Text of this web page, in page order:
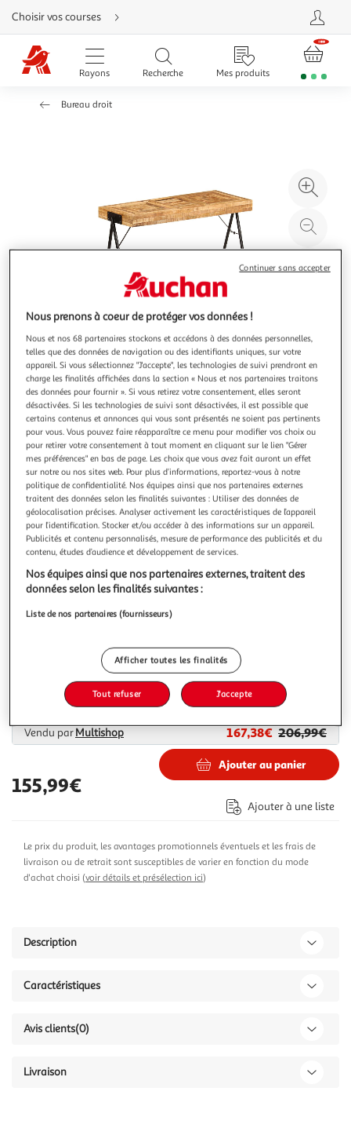
Aller
directement
au
contenu
Aller
directement
Aller
Choisir vos courses
Rayons Recherche Mes produits
Bureau droit
à
Illustration
précédente
Illustration
suivante
Livraison offerte
VIDAXL
Table a ecrire bois de manguier massif 118 x 50 x 75
cm
La table a ecrire apportera une touche intemporelle a la
decoration de votre bureau. Le bureau est en bois de
manguier massif et est tres stable et durable. Le dessus de
table robuste est ideal pour placer votre ordinateur et des
livres ou des objets decoratifs tels que des vases ou des
plantes en p
En savoir +
Vendu par VidaXL
Livraison dès 4/5 jours
Livraison offerte
Livraison dès 5/6 jours
4,99€
Plus d'options
Vendu parMultishop 167,38€ 206,99€
155,99€
Ajouter au panier
Ajouter à une liste
Le prix du produit, les avantages promotionnels éventuels et les frais de
livraison ou de retrait sont susceptibles de varier en fonction du mode
d'achat choisi (voir détails et présélection ici)
Description
Caractéristiques
Avis clients(0)
Livraison
Nous prenons à coeur de protéger vos données !
Nous et nos 68 partenaires stockons et accédons à des données personnelles,
telles que des données de navigation ou des identifiants uniques, sur votre
appareil. Si vous sélectionnez "J'accepte", les technologies de suivi prendront en
charge les finalités affichées dans la section « Nous et nos partenaires traitons
des données pour fournir ». Si vous retirez votre consentement, elles seront
désactivées. Si les technologies de suivi sont désactivées, il est possible que
certains contenus et annonces qui vous sont présentés ne soient pas pertinents
pour vous. Vous pouvez faire réapparaître ce menu pour modifier vos choix ou
pour retirer votre consentement à tout moment en cliquant sur le lien "Gérer
mes préférences" en bas de page. Les choix que vous avez fait auront un effet
sur notre ou nos sites web. Pour plus d’informations, reportez-vous à notre
politique de confidentialité. Nos équipes ainsi que nos partenaires externes
traitent des données selon les finalités suivantes : Utiliser des données de
géolocalisation précises. Analyser activement les caractéristiques de l’appareil
pour l’identification. Stocker et/ou accéder à des informations sur un appareil.
Publicités et contenu personnalisés, mesure de performance des publicités et du
contenu, études d’audience et développement de services.
Nos équipes ainsi que nos partenaires externes, traitent des
données selon les finalités suivantes :
Liste de nos partenaires (fournisseurs)
Afficher toutes les finalités
Tout refuser J'accepte
Continuer sans accepter